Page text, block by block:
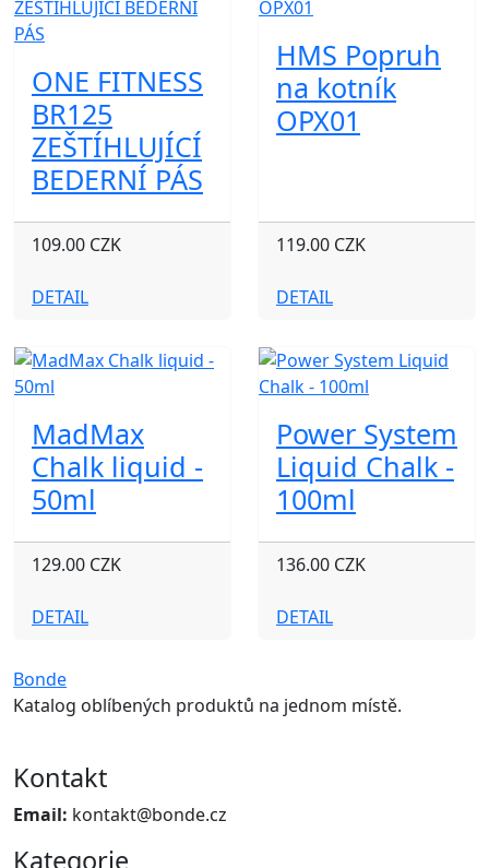
ONE FITNESS
BR125
ZEŠTÍHLUJÍCÍ
BEDERNÍ PÁS
109.00 CZK
DETAIL
HMS Popruh
na kotník
OPX01
119.00 CZK
DETAIL
MadMax
Chalk liquid -
50ml
129.00 CZK
DETAIL
Power System
Liquid Chalk -
100ml
136.00 CZK
DETAIL
Bonde
Katalog oblíbených produktů na jednom místě.
Kontakt
Email: kontakt@bonde.cz
Kategorie